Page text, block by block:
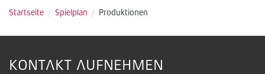
Startseite / Spielplan / Produktionen
KONTAKT AUFNEHMEN